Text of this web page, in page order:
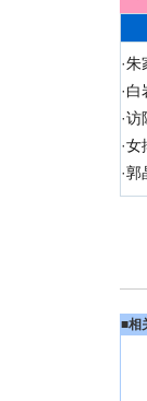
·朱
·白
·访
·女
·郭
■相